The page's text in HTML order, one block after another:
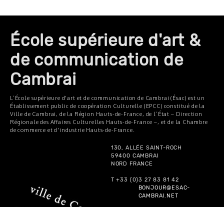
École supérieure d'art &
de communication de
Cambrai
L’École supérieure d'art et de communication de Cambrai (Ésac) est un
Établissement public de coopération Culturelle (EPCC) constitué de la
Ville de Cambrai, de la Région Hauts-de-France, de l’État – Direction
Régionale des Affaires Culturelles Hauts-de-France –, et de la Chambre
de commerce et d'industrie Hauts-de-France.
130, ALLÉE SAINT-ROCH
59400 CAMBRAI
NORD FRANCE
T +33 (0)3 27 83 81 42
BONJOUR@ESAC-
CAMBRAI.NET